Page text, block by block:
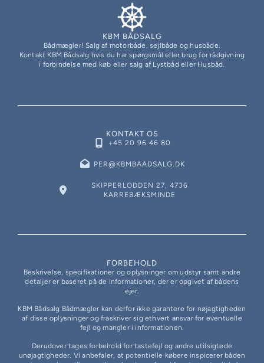
KBM BÅDSALG
Bådmægler! Salg af motorbåde, sejlbåde og husbåde.
Kontakt KBM Bådsalg hvis du har spørgsmål eller brug for rådgivning
i forbindelse med køb eller salg af Lystbåd eller Husbåd.
KONTAKT OS
+45 20 96 46 80
PER@KBMBAADSALG.DK
SKIPPERLODDEN 27, 4736
KARREBÆKSMINDE
FORBEHOLD
Beskrivelse, specifikationer og oplysninger om udstyr samt andre
detaljer er baseret på de informationer, der er opgivet af bådens
ejer.
KBM Bådsalg Bådmægler kan derfor ikke garantere for nøjagtigheden
af disse oplysninger og fraskriver sig ethvert ansvar for eventuelle
fejl og mangler i informationen.
Derudover tages forbehold for tastefejl og andre utilsigtede
unøjagtigheder. Vi anbefaler, at potentielle købere inspicerer båden